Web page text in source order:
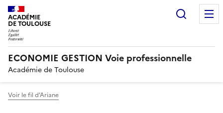
ACADÉMIE
DE TOULOUSE
ECONOMIE GESTION Voie professionnelle
Académie de Toulouse
Voir le fil d’Ariane